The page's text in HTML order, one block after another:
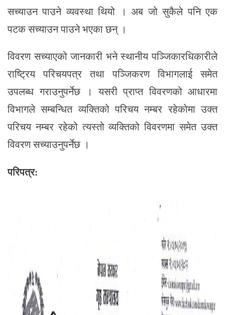
सच्याउन पाउने व्यवस्था थियो । अब जो सुकैले पनि एक
पटक सच्याउन पाउने भएका छन् ।
विवरण सच्याएको जानकारी भने स्थानीय पञ्जिकारधिकारीले
राष्ट्रिय परिचयपत्र तथा पञ्जिकरण विभागलाई समेत
उपलब्ध गराउनुपर्नेछ । यसरी प्राप्त विवरणको आधारमा
विभागले सम्बन्धित व्यक्तिको परिचय नम्बर रहेकोमा उक्त
परिचय नम्बर रहेको त्यस्तो व्यक्तिको विवरणमा समेत उक्त
विवरण सच्याउनुपर्नेछ ।
परिपत्र: